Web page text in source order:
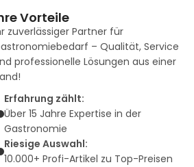
Vorteile
zuverlässiger Partner für
– Qualität, Service
professionelle Lösungen aus einer
Erfahrung zählt:
Über 15 Jahre Expertise in der
Gastronomie
Riesige Auswahl:
10.000+ Profi-Artikel zu Top-Preisen